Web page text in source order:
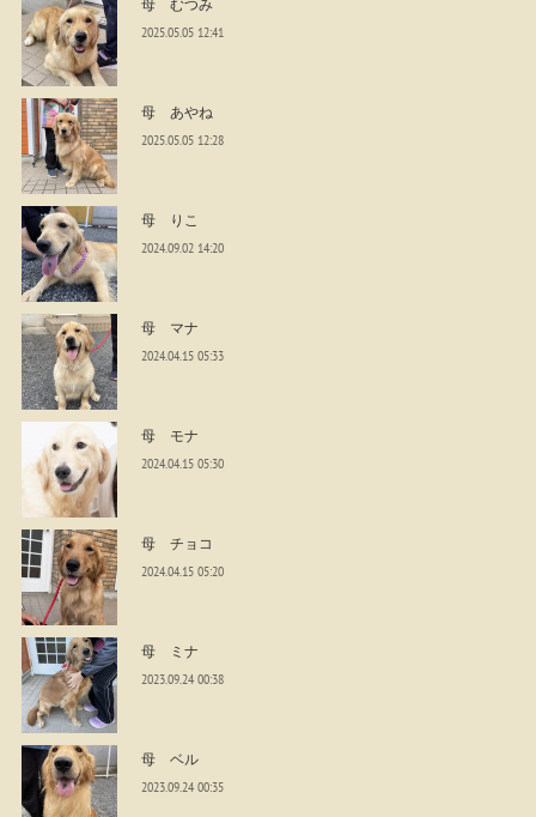
2025.05.05 12:41
母 あやね
2025.05.05 12:28
母 りこ
2024.09.02 14:20
母 マナ
2024.04.15 05:33
母 モナ
2024.04.15 05:30
母 チョコ
2024.04.15 05:20
母 ミナ
2023.09.24 00:38
母 ベル
2023.09.24 00:35